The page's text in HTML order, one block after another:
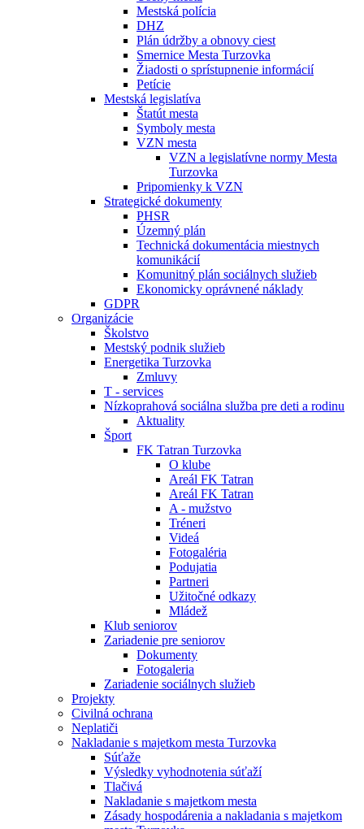
Mestská polícia
DHZ
Plán údržby a obnovy ciest
Smernice Mesta Turzovka
Žiadosti o sprístupnenie informácií
Petície
Mestská legislatíva
Štatút mesta
Symboly mesta
VZN mesta
VZN a legislatívne normy Mesta
Turzovka
Pripomienky k VZN
Strategické dokumenty
PHSR
Územný plán
Technická dokumentácia miestnych
komunikácií
Komunitný plán sociálnych služieb
Ekonomicky oprávnené náklady
GDPR
Organizácie
Školstvo
Mestský podnik služieb
Energetika Turzovka
Zmluvy
T - services
Nízkoprahová sociálna služba pre deti a rodinu
Aktuality
Šport
FK Tatran Turzovka
O klube
Areál FK Tatran
Areál FK Tatran
A - mužstvo
Tréneri
Videá
Fotogaléria
Podujatia
Partneri
Užitočné odkazy
Mládež
Klub seniorov
Zariadenie pre seniorov
Dokumenty
Fotogaleria
Zariadenie sociálnych služieb
Projekty
Civilná ochrana
Neplatiči
Nakladanie s majetkom mesta Turzovka
Súťaže
Výsledky vyhodnotenia súťaží
Tlačivá
Nakladanie s majetkom mesta
Zásady hospodárenia a nakladania s majetkom